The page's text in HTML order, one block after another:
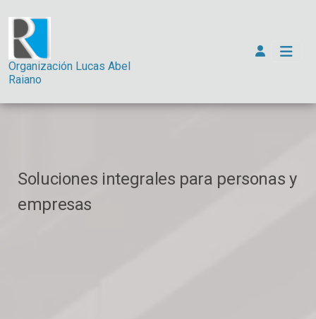
Organización Lucas Abel
Raiano
Soluciones integrales para personas y
empresas